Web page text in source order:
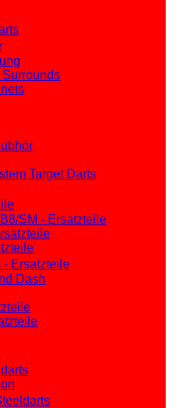
Target Darts
SM - Ersatzteile
- Ersatzteile
Dash